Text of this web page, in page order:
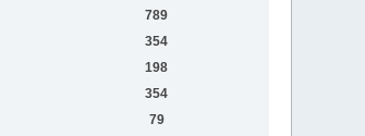
789
354
198
354
79